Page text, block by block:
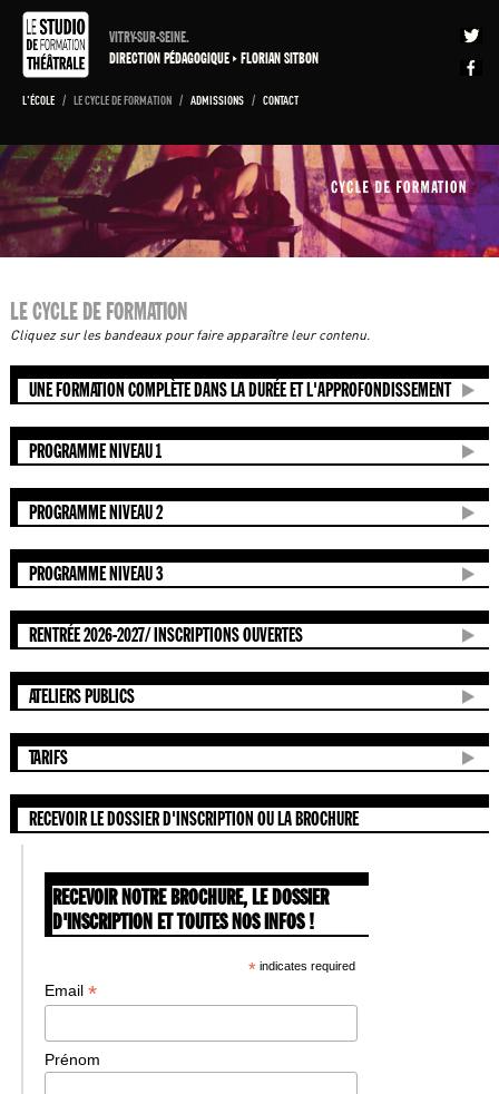
VITRY-SUR-SEINE.
DIRECTION PÉDAGOGIQUE FLORIAN SITBON
L'ÉCOLE / LE CYCLE DE FORMATION / ADMISSIONS / CONTACT
LE CYCLE DE FORMATION
Cliquez sur les bandeaux pour faire apparaître leur contenu.
UNE FORMATION COMPLÈTE DANS LA DURÉE ET L'APPROFONDISSEMENT
PROGRAMME NIVEAU 1
PROGRAMME NIVEAU 2
PROGRAMME NIVEAU 3
RENTRÉE 2026-2027/ INSCRIPTIONS OUVERTES
ATELIERS PUBLICS
TARIFS
RECEVOIR LE DOSSIER D'INSCRIPTION OU LA BROCHURE
RECEVOIR NOTRE BROCHURE, LE DOSSIER
D'INSCRIPTION ET TOUTES NOS INFOS !
* indicates required
Email *
Prénom